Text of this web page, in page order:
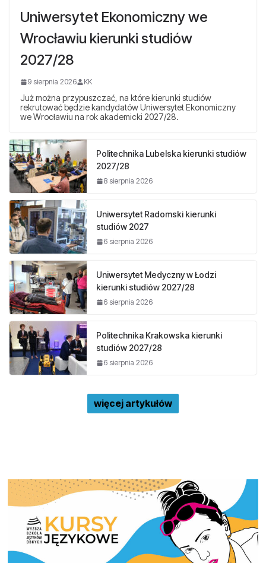
Uniwersytet Ekonomiczny we
Wrocławiu kierunki studiów
2027/28
9 sierpnia 2026 KK
Już można przypuszczać, na które kierunki studiów
rekrutować będzie kandydatów Uniwersytet Ekonomiczny
we Wrocławiu na rok akademicki 2027/28.
Politechnika Lubelska kierunki studiów
2027/28
8 sierpnia 2026
Uniwersytet Radomski kierunki
studiów 2027
6 sierpnia 2026
Uniwersytet Medyczny w Łodzi
kierunki studiów 2027/28
6 sierpnia 2026
Politechnika Krakowska kierunki
studiów 2027/28
6 sierpnia 2026
więcej artykułów